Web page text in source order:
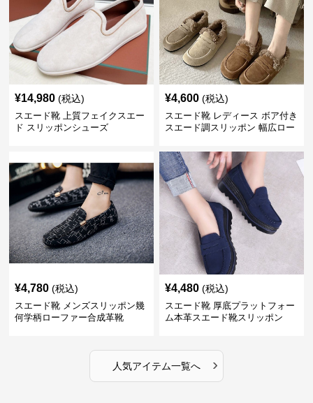
¥14,980 (税込)
スエード靴 上質フェイクスエー
ド スリッポンシューズ
¥4,600 (税込)
スエード靴 レディース ボア付き
スエード調スリッポン 幅広ロー
¥4,780 (税込)
スエード靴 メンズスリッポン幾
何学柄ローファー合成革靴
¥4,480 (税込)
スエード靴 厚底プラットフォー
ム本革スエード靴スリッポン
人気アイテム一覧へ ›